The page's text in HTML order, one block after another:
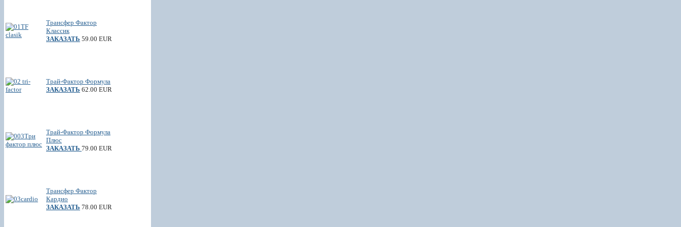
Трансфер Фактор
Классик
ЗАКАЗАТЬ 59.00 EUR
Трай-Фактор Формула
ЗАКАЗАТЬ 62.00 EUR
Трай-Фактор Формула
Плюс
ЗАКАЗАТЬ 79.00 EUR
Трансфер Фактор
Кардио
ЗАКАЗАТЬ 78.00 EUR